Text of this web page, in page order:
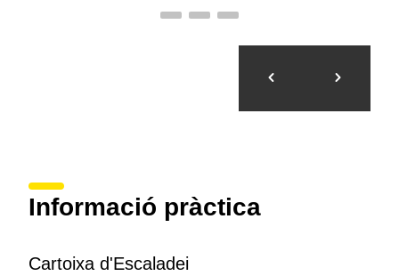
avançat procés de consolidació i restauració perquè
contemplar l'arquitectura de façanes, arcs, paviments i
, a més d'una de les cel·les de
reformar alguns dels espais més castigats del conjunt,
com la zona central i el claustre menor. Aquesta
permet que el visitant accedeixi a zones
l'exterior.
Informació pràctica
Cartoixa d'Escaladei